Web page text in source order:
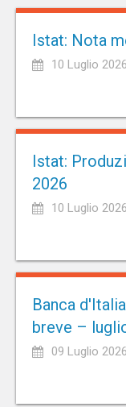
Istat: Nota
10 Luglio 2026
Istat:
2026
10 Luglio 2026
Banca
breve –
09 Luglio 2026